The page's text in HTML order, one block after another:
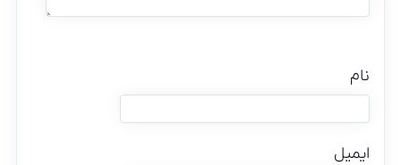
نام
ایمیل